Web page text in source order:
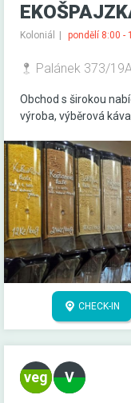
Koloniál pondělí 8:00 -
Palánek 373/
Obchod s širokou
výroba, výběrová
CHECK-IN